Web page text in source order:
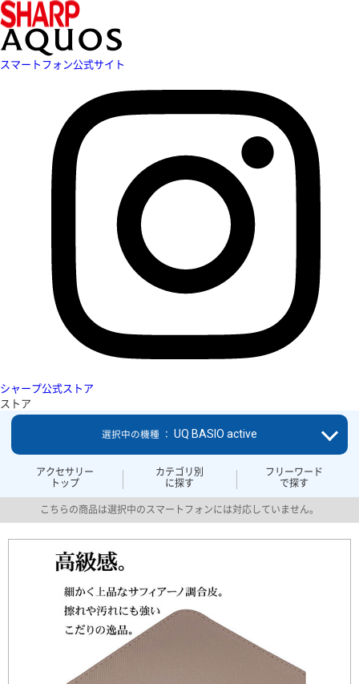
スマートフォン公式サイト
シャープ公式ストア
ストア
アクセサリー
トップ
カテゴリ別
に探す
フリーワード
で探す
選択中の機種 ： UQ BASIO active
こちらの商品は選択中のスマートフォンには対応していません。